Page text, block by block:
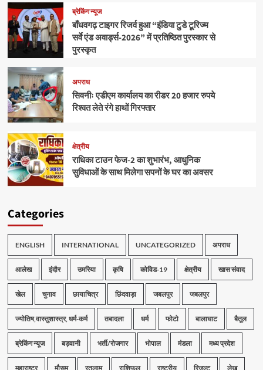
ब्रेकिंग न्यूज
बाँधवगढ़ टाइगर रिजर्व हुआ “इंडिया टुडे टूरिज्म
सर्वे एंड अवार्ड्स-2026” में प्रतिष्ठित पुरस्कार से
पुरस्कृत
अपराध
सिवनीः एडीएम कार्यालय का रीडर 20 हजार रुपये
रिश्वत लेते रंगे हाथों गिरफ्तार
क्षेत्रीय
राधिका टाउन फेज-2 का शुभारंभ, आधुनिक
सुविधाओं के साथ मिलेगा सपनों के घर का अवसर
Categories
ENGLISH INTERNATIONAL UNCATEGORIZED अपराध
आलेख इंदौर उमरिया कृषि कोविड-19 क्षेत्रीय खास संवाद
खेल चुनाव छायाचित्र छिंदवाड़ा जबलपुर जबलपुर
ज्योतिष,वास्तुशास्त्र, धर्म-कर्म तबादला धर्म फोटो बालाघाट बैतूल
ब्रेकिंग न्यूज बड़वानी भर्ती/रोजगार भोपाल मंडला मध्य प्रदेश
महाराष्ट्र मौसम रतलाम राशिफल राष्ट्रीय रिजल्ट लेख